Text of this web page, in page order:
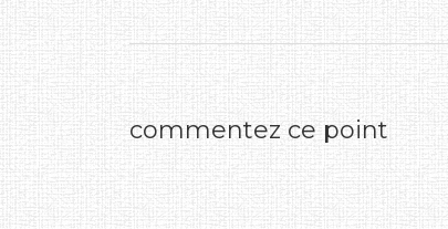
commentez ce point